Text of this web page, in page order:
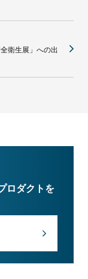
衛生展」への出
ロダクトを